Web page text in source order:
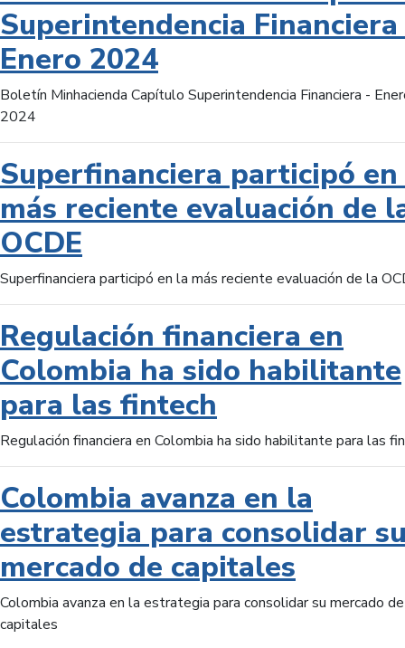
Superintendencia
Enero 2024
Boletín Minhacienda Capítulo Superintendencia Financiera -
2024
Superfinanciera participó
más reciente evaluación de
OCDE
Superfinanciera participó en la más reciente evaluación de la
Regulación financiera en
Colombia ha sido habilitante
para las fintech
Regulación financiera en Colombia ha sido habilitante para las
Colombia avanza en la
estrategia para consolidar
mercado de capitales
Colombia avanza en la estrategia para consolidar su mercado de
capitales